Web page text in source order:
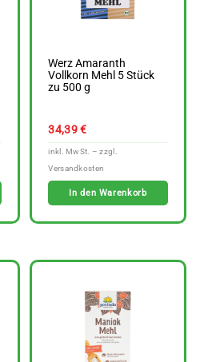
Werz Amaranth
Vollkorn Mehl 5 Stück
zu 500 g
34,39€
In den Warenkorb